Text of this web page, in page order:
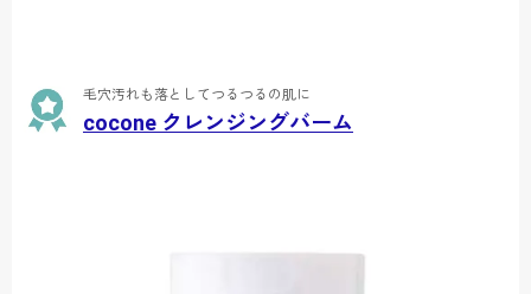
毛穴汚れも落としてつるつるの肌に
cocone クレンジングバーム